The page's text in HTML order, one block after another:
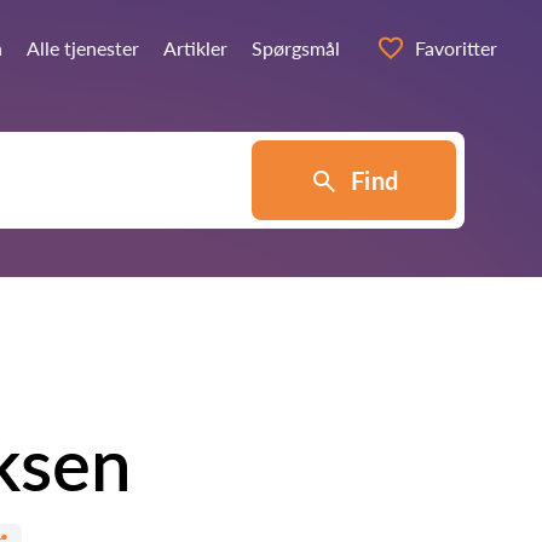
Alle tjenester Artikler Spørgsmål Favoritter
Find